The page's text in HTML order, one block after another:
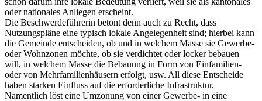
oder nationales Anliegen erscheint.
Die Beschwerdeführerin betont denn auch zu Recht, dass
Nutzungspläne eine typisch lokale Angelegenheit sind; hierbei kann
die Gemeinde entscheiden, ob und in welchem Masse sie Gewerbe-
oder Wohnzonen möchte, ob sie verdichtet oder locker bebauen
will, in welchem Masse die Bebauung in Form von Einfamilien-
oder von Mehrfamilienhäusern erfolgt, usw. All diese Entscheide
haben starken Einfluss auf die erforderliche Infrastruktur.
Namentlich löst eine Umzonung von einer Gewerbe- in eine